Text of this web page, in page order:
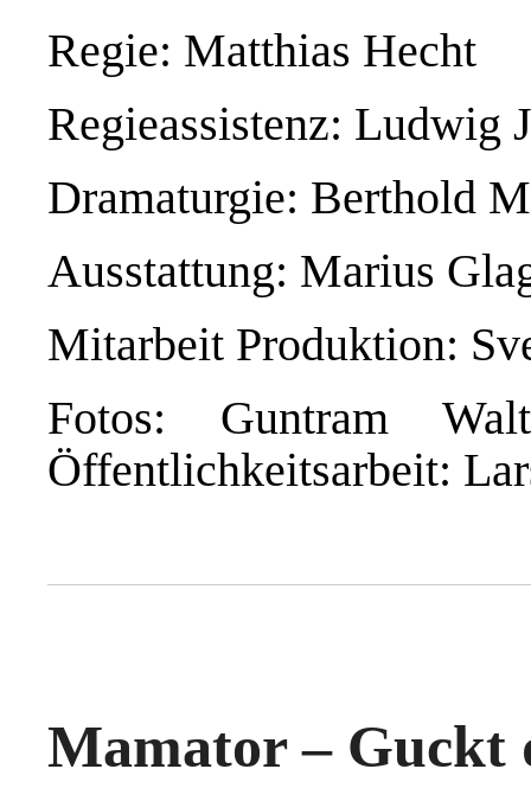
Regie: Matthias Hecht
Regieassistenz: Ludwig
Dramaturgie: Berthold
Ausstattung: Marius
Mitarbeit Produktion:
Fotos: Guntram
Öffentlichkeitsarbeit:
Mamator – Guckt